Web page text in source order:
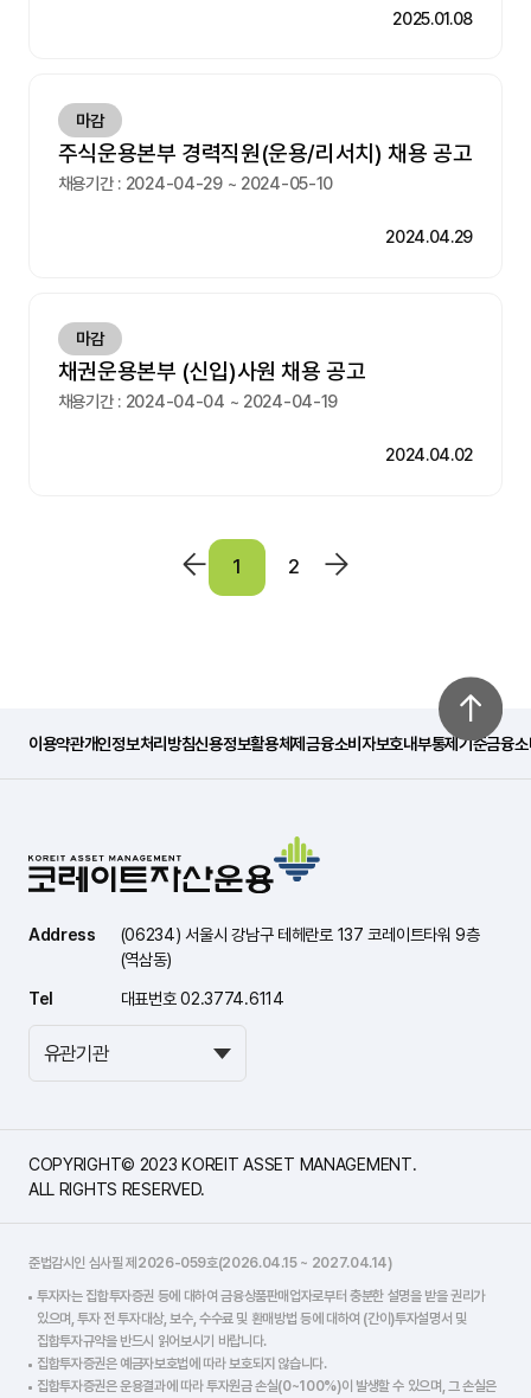
2025.01.08
마감
주식운용본부 경력직원(운용/리서치) 채용 공고
채용기간 : 2024-04-29 ~ 2024-05-10
2024.04.29
마감
채권운용본부 (신입)사원 채용 공고
채용기간 : 2024-04-04 ~ 2024-04-19
2024.04.02
1 2
이용약관개인정보처리방침신용정보활용체제금융소비자보호내부통제기준금융
Address
(06234) 서울시 강남구 테헤란로 137 코레이트타워 9층
(역삼동)
Tel
대표번호 02.3774.6114
COPYRIGHT© 2023 KOREIT ASSET MANAGEMENT.
ALL RIGHTS RESERVED.
준법감시인 심사필 제2026-059호(2026.04.15 ~ 2027.04.14)
투자자는 집합투자증권 등에 대하여 금융상품판매업자로부터 충분한 설명을 받을 권리가
있으며, 투자 전 투자대상, 보수, 수수료 및 환매방법 등에 대하여 (간이)투자설명서 및
집합투자규약을 반드시 읽어보시기 바랍니다.
집합투자증권은 예금자보호법에 따라 보호되지 않습니다.
집합투자증권은 운용결과에 따라 투자원금 손실(0~100%)이 발생할 수 있으며, 그 손실은